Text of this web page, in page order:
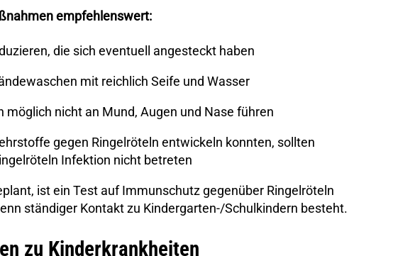
empfehlenswert:
die sich eventuell angesteckt haben
mit reichlich Seife und Wasser
möglich nicht an Mund, Augen und Nase führen
gegen Ringelröteln entwickeln konnten, sollten
Infektion nicht betreten
ist ein Test auf Immunschutz gegenüber Ringelröteln
ständiger Kontakt zu Kindergarten-/Schulkindern besteht.
zu Kinderkrankheiten